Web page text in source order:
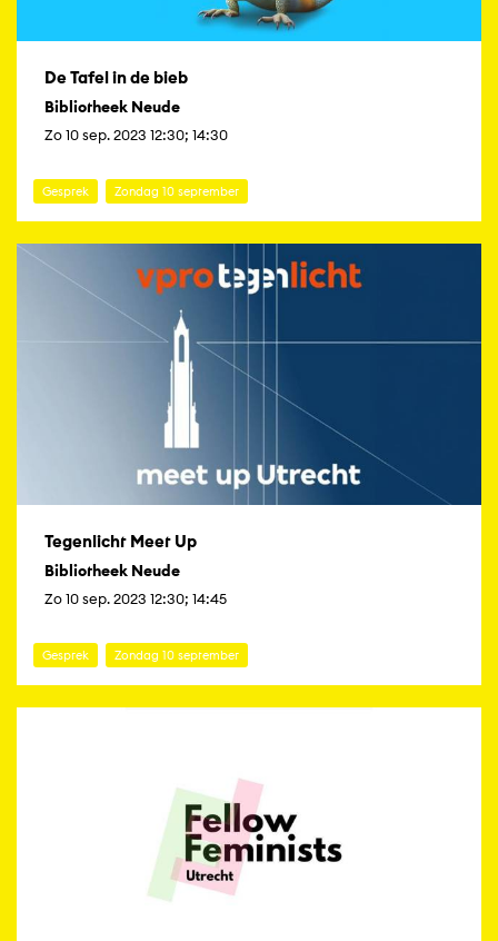
De Tafel in de bieb
Bibliotheek Neude
Zo 10 sep. 2023 12:30; 14:30
Gesprek Zondag 10 september
Tegenlicht Meet Up
Bibliotheek Neude
Zo 10 sep. 2023 12:30; 14:45
Gesprek Zondag 10 september